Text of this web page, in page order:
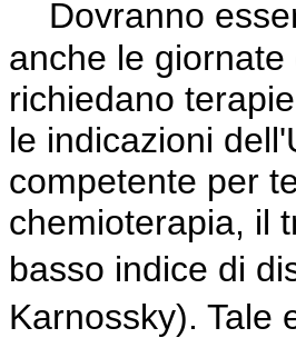
Dovranno
anche le
richiedano
le indicazioni
competente per
chemioterapia, il
basso indice di
Karnossky).